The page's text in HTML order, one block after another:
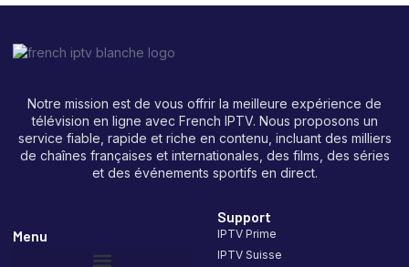
Notre mission est de vous offrir la meilleure expérience de
télévision en ligne avec French IPTV. Nous proposons un
service fiable, rapide et riche en contenu, incluant des milliers
de chaînes françaises et internationales, des films, des séries
et des événements sportifs en direct.
Menu
Support
IPTV Prime
IPTV Suisse